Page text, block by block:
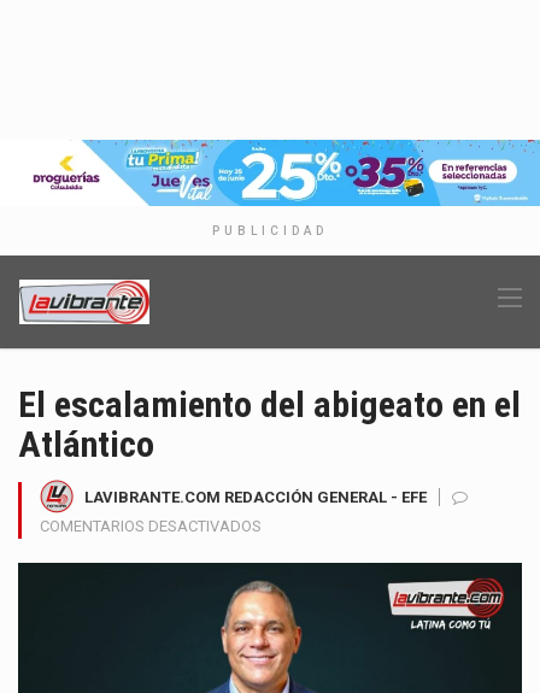
PUBLICIDAD
El escalamiento del abigeato en el
Atlántico
LAVIBRANTE.COM REDACCIÓN GENERAL - EFE
COMENTARIOS DESACTIVADOS
DEL
ABIGEATO
EN
EL